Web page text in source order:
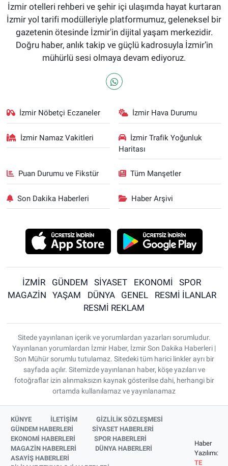
İzmir otelleri rehberi ve şehir içi ulaşımda hayat kurtaran
İzmir yol tarifi modülleriyle platformumuz, geleneksel bir
gazetenin ötesinde İzmir'in dijital yaşam merkezidir.
Doğru haber, anlık takip ve güçlü kadrosuyla İzmir’in
mühürlü sesi olmaya devam ediyoruz.
İzmir Nöbetçi Eczaneler İzmir Hava Durumu
İzmir Namaz Vakitleri
İzmir Trafik Yoğunluk
Haritası
Puan Durumu ve Fikstür Tüm Manşetler
Son Dakika Haberleri Haber Arşivi
İZMİR GÜNDEM SİYASET EKONOMİ
SPOR
MAGAZİN
YAŞAM DÜNYA GENEL
RESMİ İLANLAR
RESMİ REKLAM
Sitede yayınlanan içerik ve yorumlardan yazarları sorumludur.
Yayınlanan yorumlardan İzmir Haber, İzmir Son Dakika Haberleri |
Son Mühür sorumlu tutulamaz. Sitedeki tüm harici linkler ayrı bir
sayfada açılır. Sitemizde yayınlanan haber, köşe yazıları ve
fotoğraflar izin alınmaksızın kaynak gösterilse dahi, herhangi bir
ortamda kullanılamaz ve yayınlanamaz
KÜNYE İLETİŞİM
GİZLİLİK SÖZLEŞMESİ
GÜNDEM HABERLERİ
SİYASET HABERLERİ
EKONOMİ HABERLERİ
SPOR HABERLERİ
MAGAZİN HABERLERİ
DÜNYA HABERLERİ
ASAYİŞ HABERLERİ
Haber
Yazılımı:
TE